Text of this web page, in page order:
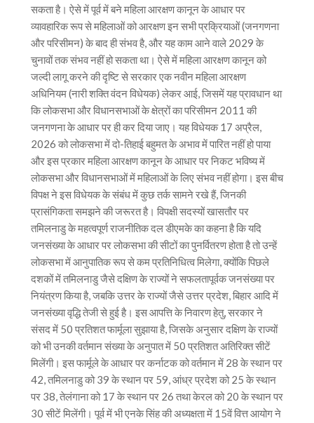
सकता है। ऐसे में पूर्व में बने महिला आरक्षण कानून के आधार पर
व्यावहारिक रूप से महिलाओं को आरक्षण इन सभी प्रक्रियाओं (जनगणना
और परिसीमन) के बाद ही संभव है, और यह काम आने वाले 2029 के
चुनावों तक संभव नहीं हो सकता था। ऐसे में महिला आरक्षण कानून को
जल्दी लागू करने की दृष्टि से सरकार एक नवीन महिला आरक्षण
अधिनियम (नारी शक्ति वंदन विधेयक) लेकर आई, जिसमें यह प्रावधान था
कि लोकसभा और विधानसभाओं के क्षेत्रों का परिसीमन 2011 की
जनगणना के आधार पर ही कर दिया जाए। यह विधेयक 17 अप्रैल,
2026 को लोकसभा में दो-तिहाई बहुमत के अभाव में पारित नहीं हो पाया
और इस प्रकार महिला आरक्षण कानून के आधार पर निकट भविष्य में
लोकसभा और विधानसभाओं में महिलाओं के लिए संभव नहीं होगा। इस बीच
विपक्ष ने इस विधेयक के संबंध में कुछ तर्क सामने रखे हैं, जिनकी
प्रासंगिकता समझने की जरूरत है। विपक्षी सदस्यों खासतौर पर
तमिलनाडु के महत्वपूर्ण राजनीतिक दल डीएमके का कहना है कि यदि
जनसंख्या के आधार पर लोकसभा की सीटों का पुनर्वितरण होता है तो उन्हें
लोकसभा में आनुपातिक रूप से कम प्रतिनिधित्व मिलेगा, क्योंकि पिछले
दशकों में तमिलनाडु जैसे दक्षिण के राज्यों ने सफलतापूर्वक जनसंख्या पर
नियंत्रण किया है, जबकि उत्तर के राज्यों जैसे उत्तर प्रदेश, बिहार आदि में
जनसंख्या वृद्धि तेजी से हुई है। इस आपत्ति के निवारण हेतु, सरकार ने
संसद में 50 प्रतिशत फार्मूला सुझाया है, जिसके अनुसार दक्षिण के राज्यों
को भी उनकी वर्तमान संख्या के अनुपात में 50 प्रतिशत अतिरिक्त सीटें
मिलेंगी। इस फार्मूले के आधार पर कर्नाटक को वर्तमान में 28 के स्थान पर
42, तमिलनाडु को 39 के स्थान पर 59, आंध्र प्रदेश को 25 के स्थान
पर 38, तेलंगाना को 17 के स्थान पर 26 तथा केरल को 20 के स्थान पर
30 सीटें मिलेंगी। पूर्व में भी एनके सिंह की अध्यक्षता में 15वें वित्त आयोग ने